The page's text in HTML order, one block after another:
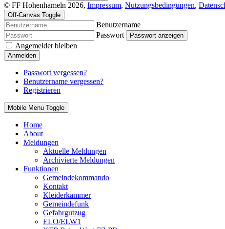
© FF Hohenhameln 2026, Impressum, Nutzungsbedingungen,
Off-Canvas Toggle
Benutzername
Passwort
Passwort anzeigen
Angemeldet bleiben
Anmelden
Passwort vergessen?
Benutzername vergessen?
Registrieren
Mobile Menu Toggle
Home
About
Meldungen
Aktuelle Meldungen
Archivierte Meldungen
Funktionen
Gemeindekommando
Kontakt
Kleiderkammer
Gemeindefunk
Gefahrgutzug
ELO/ELW1